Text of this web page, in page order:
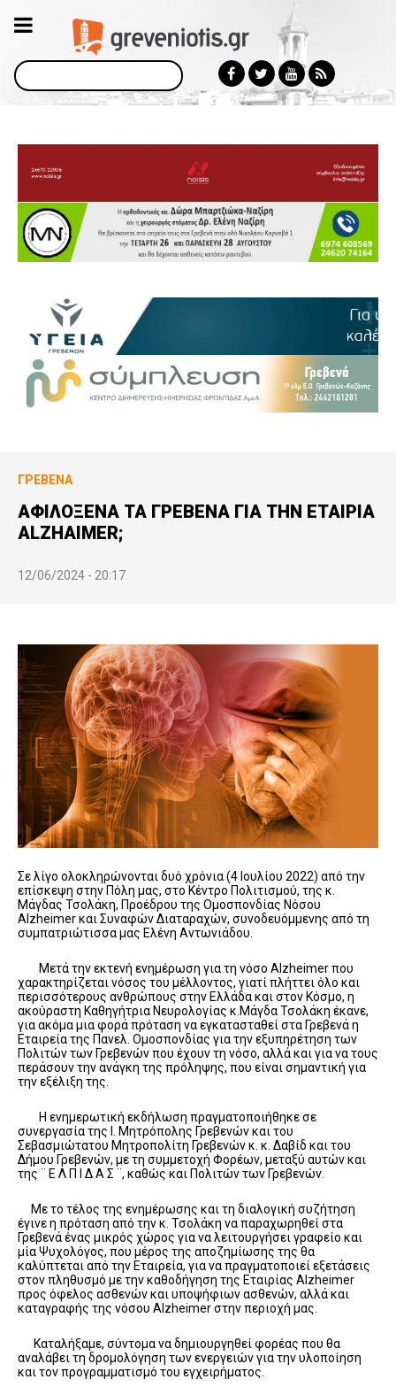
Αναζήτηση
ΓΡΕΒΕΝΆ
ΑΦΙΛΟΞΕΝΑ ΤΑ ΓΡΕΒΕΝΑ ΓΙΑ ΤΗΝ ΕΤΑΙΡΙΑ
ALZHAIMER;
12/06/2024 - 20:17
Σε λίγο ολοκληρώνονται δυό χρόνια (4 Ιουλίου 2022) από την
επίσκεψη στην Πόλη μας, στο Κέντρο Πολιτισμού, της κ.
Μάγδας Τσολάκη, Προέδρου της Ομοσπονδίας Νόσου
Alzheimer και Συναφών Διαταραχών, συνοδευόμμενης από τη
συμπατριώτισσα μας Ελένη Αντωνιάδου.
Μετά την εκτενή ενημέρωση για τη νόσο Αlzheimer που
χαρακτηρίζεται νόσος του μέλλοντος, γιατί πλήττει όλο και
περισσότερους ανθρώπους στην Ελλάδα και στον Κόσμο, η
ακούραστη Καθηγήτρια Νευρολογίας κ.Μάγδα Τσολάκη έκανε,
για ακόμα μια φορά πρόταση να εγκατασταθεί στα Γρεβενά η
Εταιρεία της Πανελ. Ομοσπονδίας για την εξυπηρέτηση των
Πολιτών των Γρεβενών που έχουν τη νόσο, αλλά και για να τους
περάσουν την ανάγκη της πρόληψης, που είναι σημαντική για
την εξέλιξη της.
Η ενημερωτική εκδήλωση πραγματοποιήθηκε σε
συνεργασία της Ι. Μητρόπολης Γρεβενών και του
Σεβασμιώτατου Μητροπολίτη Γρεβενών κ. κ. Δαβίδ και του
Δήμου Γρεβενών, με τη συμμετοχή Φορέων, μεταξύ αυτών και
της ¨ Ε Λ Π Ι Δ Α Σ ¨, καθώς και Πολιτών των Γρεβενών.
Με το τέλος της ενημέρωσης και τη διαλογική συζήτηση
έγινε η πρόταση από την κ. Τσολάκη να παραχωρηθεί στα
Γρεβενά ένας μικρός χώρος για να λειτουργήσει γραφείο και
μία Ψυχολόγος, που μέρος της αποζημίωσης της θα
καλύπτεται από την Εταιρεία, για να πραγματοποιεί εξετάσεις
στον πληθυσμό με την καθοδήγηση της Εταιρίας Alzheimer
προς όφελος ασθενών και υποψήφιων ασθενών, αλλά και
καταγραφής της νόσου Αlzheimer στην περιοχή μας.
Καταλήξαμε, σύντομα να δημιουργηθεί φορέας που θα
αναλάβει τη δρομολόγηση των ενεργειών για την υλοποίηση
και τον προγραμματισμό του εγχειρήματος.